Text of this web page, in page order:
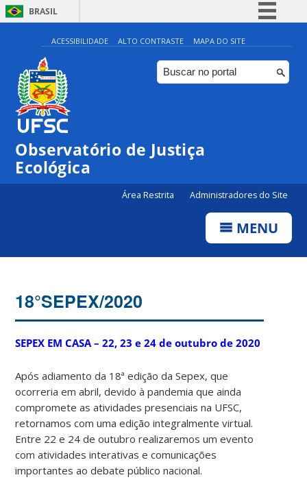
BRASIL
Simplifique!
Comunica BR
Participe
Canais
ACESSIBILIDADE ALTO CONTRASTE MAPA DO SITE
Observatório de Justiça
Ecológica
Área Restrita Administradores do Site
MENU
18°SEPEX/2020
SEPEX EM CASA – 22, 23 e 24 de outubro de 2020
Após adiamento da 18ª edição da Sepex, que
ocorreria em abril, devido à pandemia que ainda
compromete as atividades presenciais na UFSC,
retornamos com uma edição integralmente virtual.
Entre 22 e 24 de outubro realizaremos um evento
com atividades interativas e comunicações
importantes ao debate público nacional.